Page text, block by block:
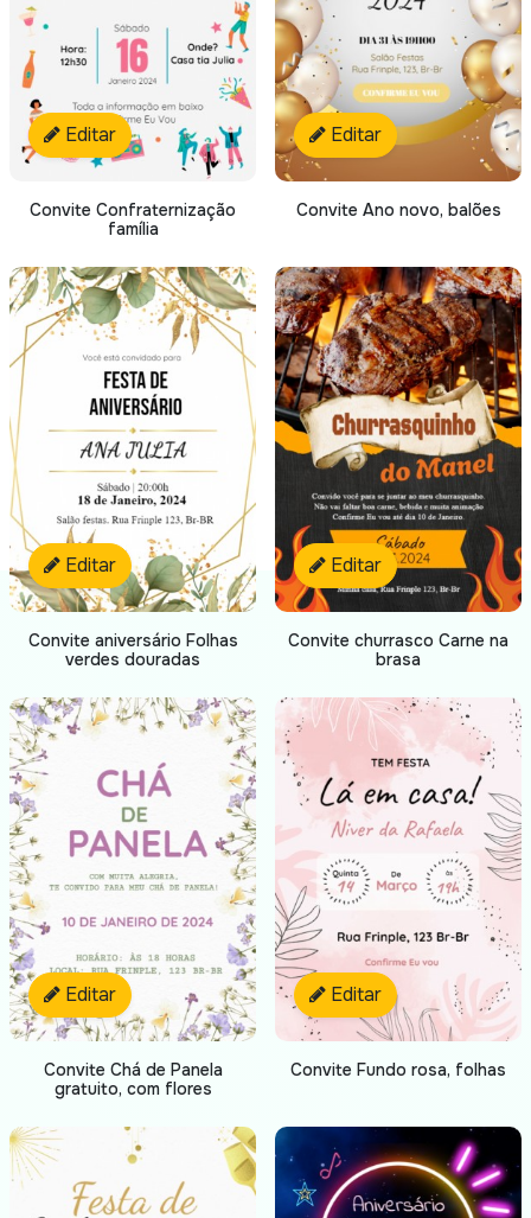
Editar
Convite Confraternização
família
Editar
Convite Ano novo, balões
Editar
Convite aniversário Folhas
verdes douradas
Editar
Convite churrasco Carne na
brasa
Editar
Convite Chá de Panela
gratuito, com flores
Editar
Convite Fundo rosa, folhas